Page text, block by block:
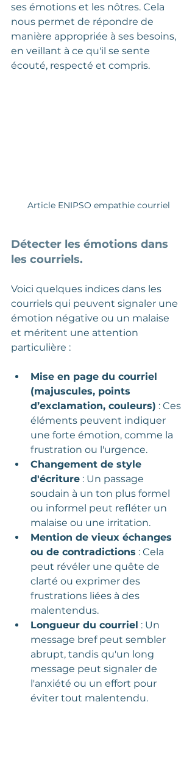
ses émotions et les nôtres. Cela
nous permet de répondre de
manière appropriée à ses besoins,
en veillant à ce qu'il se sente
écouté, respecté et compris.
Article ENIPSO empathie courriel
Détecter les émotions dans
les courriels.
Voici quelques indices dans les
courriels qui peuvent signaler une
émotion négative ou un malaise
et méritent une attention
particulière :
Mise en page du courriel
(majuscules, points
d’exclamation, couleurs) : Ces
éléments peuvent indiquer
une forte émotion, comme la
frustration ou l'urgence.
Changement de style
d'écriture : Un passage
soudain à un ton plus formel
ou informel peut refléter un
malaise ou une irritation.
Mention de vieux échanges
ou de contradictions : Cela
peut révéler une quête de
clarté ou exprimer des
frustrations liées à des
malentendus.
Longueur du courriel : Un
message bref peut sembler
abrupt, tandis qu'un long
message peut signaler de
l'anxiété ou un effort pour
éviter tout malentendu.